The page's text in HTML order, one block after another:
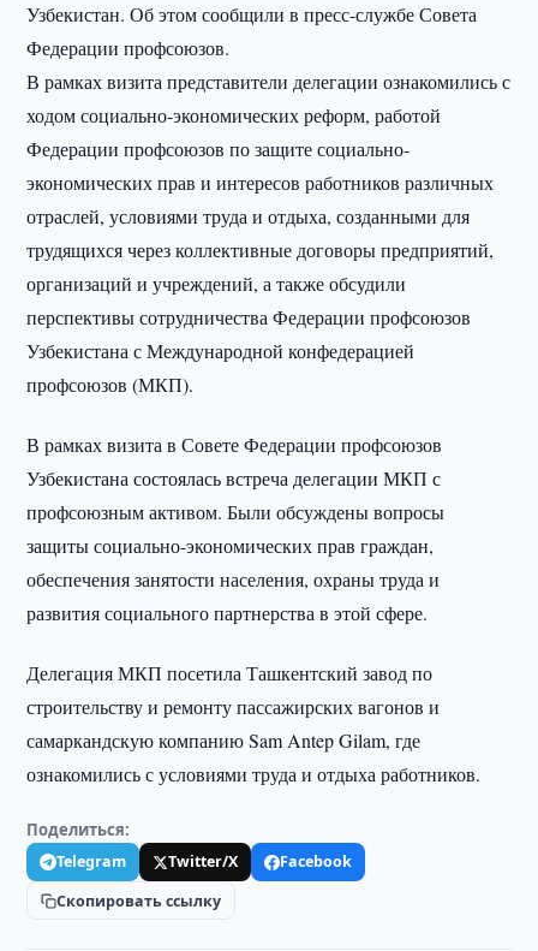
Узбекистан. Об этом сообщили в пресс-службе Совета
Федерации профсоюзов.
В рамках визита представители делегации ознакомились с
ходом социально-экономических реформ, работой
Федерации профсоюзов по защите социально-
экономических прав и интересов работников различных
отраслей, условиями труда и отдыха, созданными для
трудящихся через коллективные договоры предприятий,
организаций и учреждений, а также обсудили
перспективы сотрудничества Федерации профсоюзов
Узбекистана с Международной конфедерацией
профсоюзов (МКП).
В рамках визита в Совете Федерации профсоюзов
Узбекистана состоялась встреча делегации МКП с
профсоюзным активом. Были обсуждены вопросы
защиты социально-экономических прав граждан,
обеспечения занятости населения, охраны труда и
развития социального партнерства в этой сфере.
Делегация МКП посетила Ташкентский завод по
строительству и ремонту пассажирских вагонов и
самаркандскую компанию Sam Antep Gilam, где
ознакомились с условиями труда и отдыха работников.
Поделиться:
Telegram Twitter/X
Facebook
Скопировать ссылку